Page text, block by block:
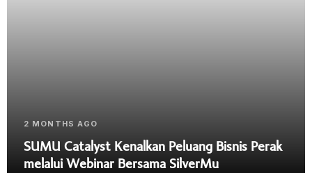
2 MONTHS AGO
SUMU Catalyst Kenalkan Peluang Bisnis Perak
melalui Webinar Bersama SilverMu